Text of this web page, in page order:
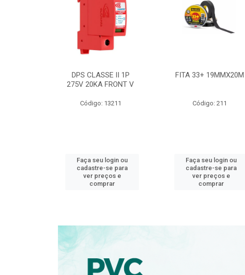
DPS CLASSE II 1P
275V 20KA FRONT V
Código: 13211
Faça seu login ou
cadastre-se para
ver preços e
comprar
FITA 33+ 19MMX20M
Código: 211
Faça seu login ou
cadastre-se para
ver preços e
comprar